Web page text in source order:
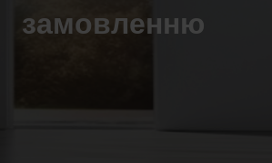
замовленню